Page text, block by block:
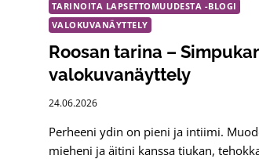
TARINOITA LAPSETTOMUUDESTA -BLOGI
VALOKUVANÄYTTELY
Roosan tarina –
valokuvanäyttely
24.06.2026
Perheeni ydin on pieni ja intiimi.
mieheni ja äitini kanssa tiukan,